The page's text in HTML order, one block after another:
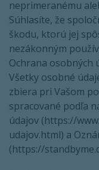
neprimeranému
Súhlasíte, že
škodu, ktorú jej
nezákonným
Ochrana osobných
Všetky osobné
zbiera pri Vašom
spracované podľa
údajov (https://
udajov.html) a
(https://